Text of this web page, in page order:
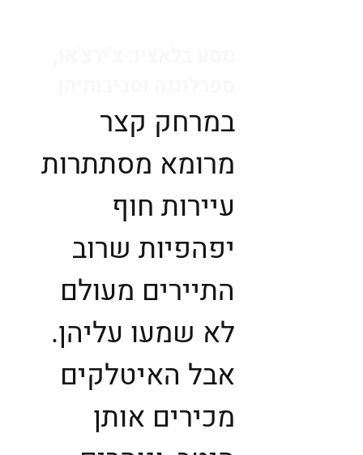
במרחק קצר
מרומא מסתתרות
עיירות חוף
יפהפיות שרוב
התיירים מעולם
לא שמעו עליהן.
אבל האיטלקים
מכירים אותן